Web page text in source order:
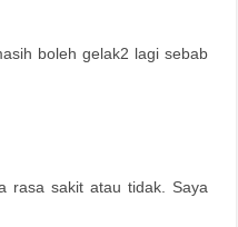
boleh gelak2 lagi sebab
rasa sakit atau tidak. Saya